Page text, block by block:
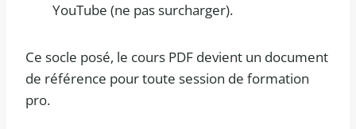
YouTube (ne pas surcharger).
Ce socle posé, le cours PDF devient un document
de référence pour toute session de formation
pro.